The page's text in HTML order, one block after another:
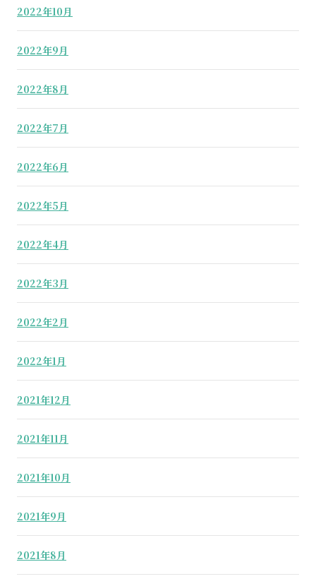
2022年10月
2022年9月
2022年8月
2022年7月
2022年6月
2022年5月
2022年4月
2022年3月
2022年2月
2022年1月
2021年12月
2021年11月
2021年10月
2021年9月
2021年8月